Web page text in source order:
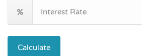
Calculate